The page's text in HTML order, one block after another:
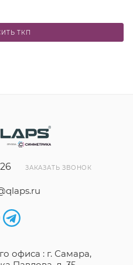
ТКП
ЗАКАЗАТЬ ЗВОНОК
офиса : г. Самара,